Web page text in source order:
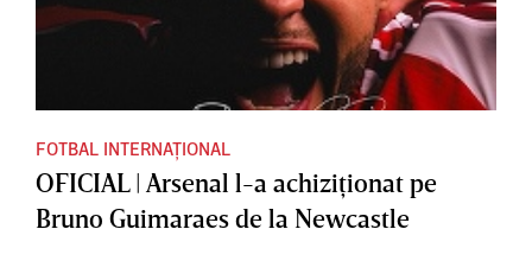
FOTBAL INTERNAȚIONAL
OFICIAL | Arsenal l-a achiziţionat pe
Bruno Guimaraes de la Newcastle